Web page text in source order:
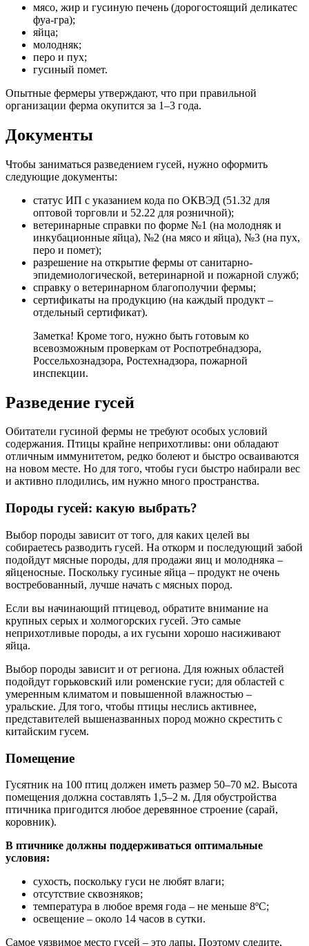
мясо, жир и гусиную печень (дорогостоящий деликатес
фуа-гра);
яйца;
молодняк;
перо и пух;
гусиный помет.
Опытные фермеры утверждают, что при правильной
организации ферма окупится за 1–3 года.
Документы
Чтобы заниматься разведением гусей, нужно оформить
следующие документы:
статус ИП с указанием кода по ОКВЭД (51.32 для
оптовой торговли и 52.22 для розничной);
ветеринарные справки по форме №1 (на молодняк и
инкубационные яйца), №2 (на мясо и яйца), №3 (на пух,
перо и помет);
разрешение на открытие фермы от санитарно-
эпидемиологической, ветеринарной и пожарной служб;
справку о ветеринарном благополучии фермы;
сертификаты на продукцию (на каждый продукт –
отдельный сертификат).
Заметка! Кроме того, нужно быть готовым ко
всевозможным проверкам от Роспотребнадзора,
Россельхознадзора, Ростехнадзора, пожарной
инспекции.
Разведение гусей
Обитатели гусиной фермы не требуют особых условий
содержания. Птицы крайне неприхотливы: они обладают
отличным иммунитетом, редко болеют и быстро осваиваются
на новом месте. Но для того, чтобы гуси быстро набирали вес
и активно плодились, им нужно много пространства.
Породы гусей: какую выбрать?
Выбор породы зависит от того, для каких целей вы
собираетесь разводить гусей. На откорм и последующий забой
подойдут мясные породы, для продажи яиц и молодняка –
яйценосные. Поскольку гусиные яйца – продукт не очень
востребованный, лучше начать с мясных пород.
Если вы начинающий птицевод, обратите внимание на
крупных серых и холмогорских гусей. Это самые
неприхотливые породы, а их гусыни хорошо насиживают
яйца.
Выбор породы зависит и от региона. Для южных областей
подойдут горьковский или роменские гуси; для областей с
умеренным климатом и повышенной влажностью –
уральские. Для того, чтобы птицы неслись активнее,
представителей вышеназванных пород можно скрестить с
китайским гусем.
Помещение
Гусятник на 100 птиц должен иметь размер 50–70 м2. Высота
помещения должна составлять 1,5–2 м. Для обустройства
птичника пригодится любое деревянное строение (сарай,
коровник).
В птичнике должны поддерживаться оптимальные
условия:
сухость, поскольку гуси не любят влаги;
отсутствие сквозняков;
температура в любое время года – не меньше 8ºС;
освещение – около 14 часов в сутки.
Самое уязвимое место гусей – это лапы. Поэтому следите,